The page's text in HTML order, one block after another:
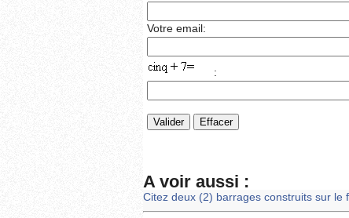
Votre email:
:
A voir aussi :
Citez deux (2) barrages construits sur le